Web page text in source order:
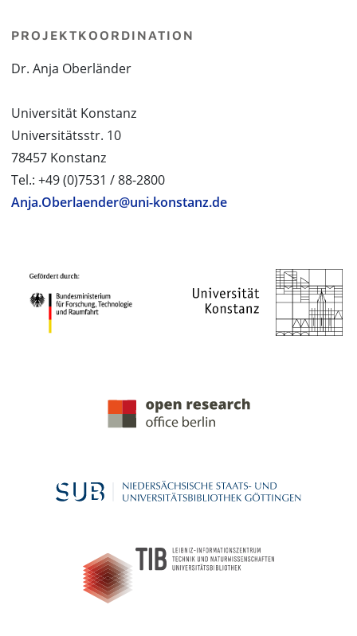
PROJEKTKOORDINATION
Dr. Anja Oberländer
Universität Konstanz
Universitätsstr. 10
78457 Konstanz
Tel.: +49 (0)7531 / 88-2800
Anja.Oberlaender@uni-konstanz.de